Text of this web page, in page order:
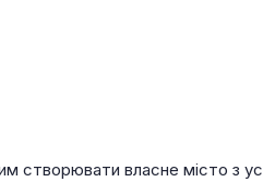
створювати власне місто з